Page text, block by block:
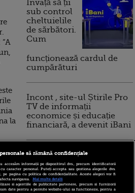
la
Invață să ții
sub control
cheltuielile
de sărbători.
Cum
funcționează cardul de
cumpărături
Incont , site-ul Știrile Pro
TV de informații
economice și educație
financiară, a devenit iBani
10 reguli pentru decizii
financiare inteligente
să rămână confidențiale
accesăm informații pe dispozitivul dvs., precum identificatorii
caracter personal. Puteți accepta sau gestiona alegerile dvs.
pe pagina cu politica de confidențialitate. Aceste alegeri vor fi
navigarea.
Mai multe detalii
si agentiile de publicitate partenere, precum si furnizorii
date pentru a permite website-ului sa functioneze, pentru a